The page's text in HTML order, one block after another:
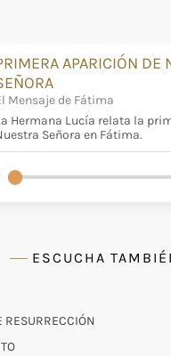
APARICIÓN DE
Mensaje de Fátima
Hermana Lucía relata la
Señora en Fátima.
ESCUCHA
RESURRECCIÓN